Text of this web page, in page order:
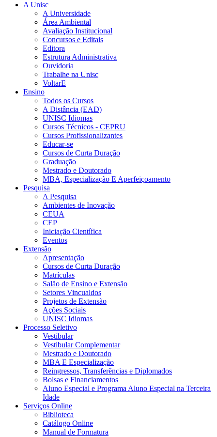
A Unisc
A Universidade
Área Ambiental
Avaliação Institucional
Concursos e Editais
Editora
Estrutura Administrativa
Ouvidoria
Trabalhe na Unisc
VoltarE
Ensino
Todos os Cursos
A Distância (EAD)
UNISC Idiomas
Cursos Técnicos - CEPRU
Cursos Profissionalizantes
Educar-se
Cursos de Curta Duração
Graduação
Mestrado e Doutorado
MBA, Especialização E Aperfeiçoamento
Pesquisa
A Pesquisa
Ambientes de Inovação
CEUA
CEP
Iniciação Científica
Eventos
Extensão
Apresentação
Cursos de Curta Duração
Matrículas
Salão de Ensino e Extensão
Setores Vincualdos
Projetos de Extensão
Ações Sociais
UNISC Idiomas
Processo Seletivo
Vestibular
Vestibular Complementar
Mestrado e Doutorado
MBA E Especialização
Reingressos, Transferências e Diplomados
Bolsas e Financiamentos
Aluno Especial e Programa Aluno Especial na Terceira
Idade
Serviços Online
Biblioteca
Catálogo Online
Manual de Formatura